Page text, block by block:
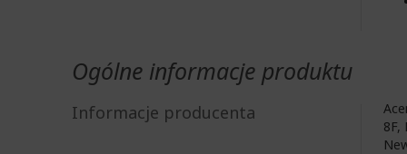
Ogólne informacje produktu
Informacje producenta
8F,